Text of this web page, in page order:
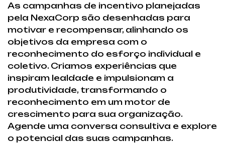
As campanhas de incentivo planejadas
pela NexaCorp são desenhadas para
motivar e recompensar, alinhando os
objetivos da empresa com o
reconhecimento do esforço individual e
coletivo. Criamos experiências que
inspiram lealdade e impulsionam a
produtividade, transformando o
reconhecimento em um motor de
crescimento para sua organização.
Agende uma conversa consultiva e explore
o potencial das suas campanhas.